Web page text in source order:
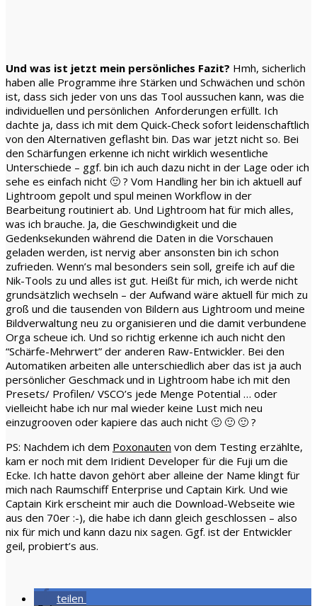
Und was ist jetzt mein persönliches Fazit? Hmh, sicherlich
haben alle Programme ihre Stärken und Schwächen und schön
ist, dass sich jeder von uns das Tool aussuchen kann, was die
individuellen und persönlichen Anforderungen erfüllt. Ich
dachte ja, dass ich mit dem Quick-Check sofort leidenschaftlich
von den Alternativen geflasht bin. Das war jetzt nicht so. Bei
den Schärfungen erkenne ich nicht wirklich wesentliche
Unterschiede – ggf. bin ich auch dazu nicht in der Lage oder ich
sehe es einfach nicht 🙂 ? Vom Handling her bin ich aktuell auf
Lightroom gepolt und spul meinen Workflow in der
Bearbeitung routiniert ab. Und Lightroom hat für mich alles,
was ich brauche. Ja, die Geschwindigkeit und die
Gedenksekunden während die Daten in die Vorschauen
geladen werden, ist nervig aber ansonsten bin ich schon
zufrieden. Wenn’s mal besonders sein soll, greife ich auf die
Nik-Tools zu und alles ist gut. Heißt für mich, ich werde nicht
grundsätzlich wechseln – der Aufwand wäre aktuell für mich zu
groß und die tausenden von Bildern aus Lightroom und meine
Bildverwaltung neu zu organisieren und die damit verbundene
Orga scheue ich. Und so richtig erkenne ich auch nicht den
“Schärfe-Mehrwert” der anderen Raw-Entwickler. Bei den
Automatiken arbeiten alle unterschiedlich aber das ist ja auch
persönlicher Geschmack und in Lightroom habe ich mit den
Presets/ Profilen/ VSCO’s jede Menge Potential … oder
vielleicht habe ich nur mal wieder keine Lust mich neu
einzugrooven oder kapiere das auch nicht 🙂 🙂 🙂 ?
PS: Nachdem ich dem Poxonauten von dem Testing erzählte,
kam er noch mit dem Iridient Developer für die Fuji um die
Ecke. Ich hatte davon gehört aber alleine der Name klingt für
mich nach Raumschiff Enterprise und Captain Kirk. Und wie
Captain Kirk erscheint mir auch die Download-Webseite wie
aus den 70er :-), die habe ich dann gleich geschlossen – also
nix für mich und kann dazu nix sagen. Ggf. ist der Entwickler
geil, probiert’s aus.
teilen